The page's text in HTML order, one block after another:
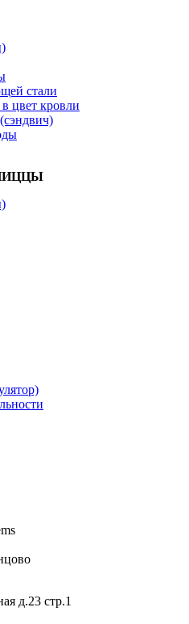
стали
цвет кровли
д.23 стр.1